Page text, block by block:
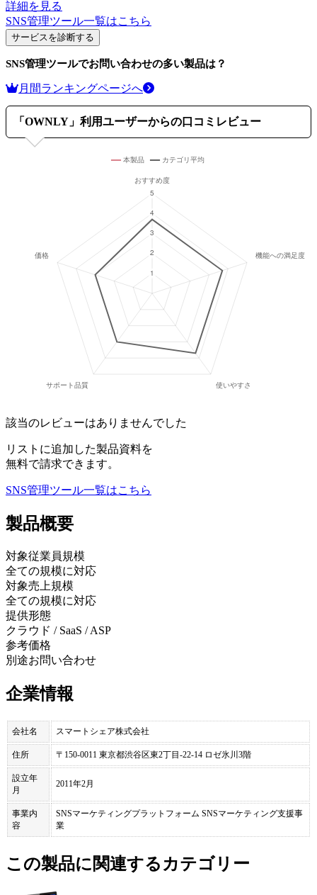
詳細を見る
SNS管理ツール一覧はこちら
サービスを診断する
SNS管理ツールでお問い合わせの多い製品は？
月間ランキングページへ
「 OWNLY 」利用ユーザーからの口コミレビュー
該当のレビューはありませんでした
リストに追加した製品資料を
無料で請求できます。
SNS管理ツール一覧はこちら
製品概要
対象従業員規模
全ての規模に対応
対象売上規模
全ての規模に対応
提供形態
クラウド / SaaS / ASP
参考価格
別途お問い合わせ
企業情報
会社名 スマートシェア株式会社
住所 〒150-0011 東京都渋谷区東2丁目-22-14 ロゼ氷川3階
設立年
月
2011年2月
事業内
容
SNSマーケティングプラットフォーム SNSマーケティング支援事
業
この製品に関連するカテゴリー